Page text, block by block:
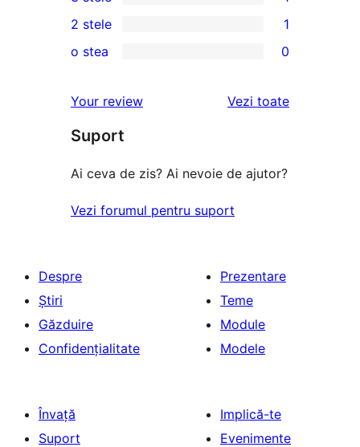
recenzie
(stele)
4
–
recenzie
1
3
–
(stele)
2
recenzie
(stele)
2 stele 1
0
–
recenzii
o stea 0
Your review Vezi toaterecenziile
Suport
Ai ceva de zis? Ai nevoie de ajutor?
Vezi forumul pentru suport
Despre
Știri
Găzduire
Confidențialitate
Prezentare
Teme
Module
Modele
Învață
Suport
Implică-te
Evenimente